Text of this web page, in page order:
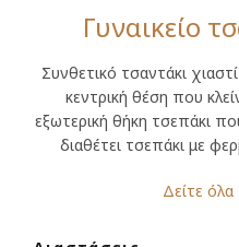
Γυναικείο
Συνθετικό τσαντάκι
κεντρική θέση που
εξωτερική θήκη τσεπάκι
διαθέτει τσεπάκι με
Δείτε